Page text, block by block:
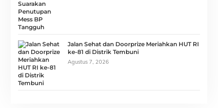
Jalan Sehat dan Doorprize Meriahkan HUT RI
ke-81 di Distrik Tembuni
Agustus 7, 2026